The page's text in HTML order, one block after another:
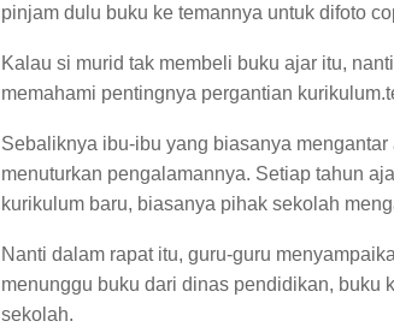
pinjam dulu buku ke temannya untuk difoto
Kalau si murid tak membeli buku ajar itu,
memahami pentingnya pergantian
Sebaliknya ibu-ibu yang biasanya
menuturkan pengalamannya. Setiap tahun
kurikulum baru, biasanya pihak sekolah
Nanti dalam rapat itu, guru-guru
menunggu buku dari dinas pendidikan, buku
sekolah.